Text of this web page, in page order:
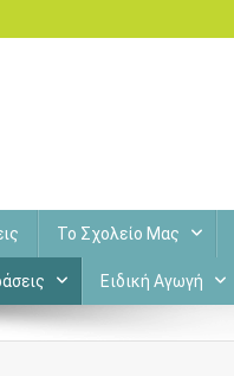
Το Σχολείο Μας
Ειδική Αγωγή